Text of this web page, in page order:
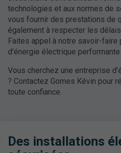
technologies et aux normes de
vous fournir des prestations de
également à respecter les
Faites appel à notre savoir-faire
d'énergie électrique performante
Vous cherchez une entreprise
? Contactez Gomes Kévin pour
toute confiance.
Des installations